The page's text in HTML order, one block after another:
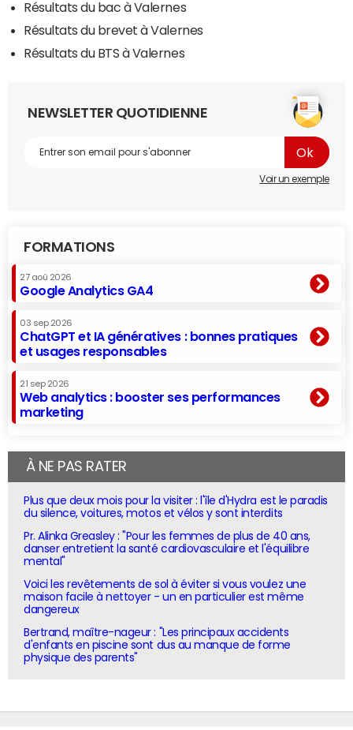
Résultats du bac à Valernes
Résultats du brevet à Valernes
Résultats du BTS à Valernes
NEWSLETTER QUOTIDIENNE
Voir un exemple
FORMATIONS
27 aoû 2026
Google Analytics GA4
03 sep 2026
ChatGPT et IA génératives : bonnes pratiques
et usages responsables
21 sep 2026
Web analytics : booster ses performances
marketing
À NE PAS RATER
Plus que deux mois pour la visiter : l'île d'Hydra est le paradis
du silence, voitures, motos et vélos y sont interdits
Pr. Alinka Greasley : "Pour les femmes de plus de 40 ans,
danser entretient la santé cardiovasculaire et l'équilibre
mental"
Voici les revêtements de sol à éviter si vous voulez une
maison facile à nettoyer - un en particulier est même
dangereux
Bertrand, maître-nageur : "Les principaux accidents
d'enfants en piscine sont dus au manque de forme
physique des parents"